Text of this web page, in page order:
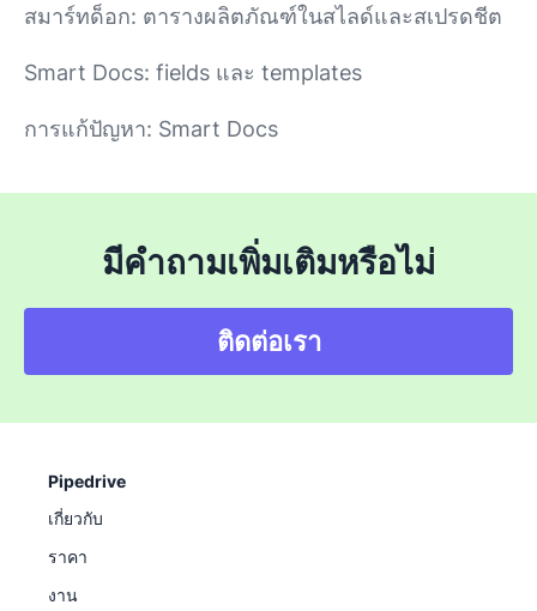
สมาร์ทด็อก: ตารางผลิตภัณฑ์ในสไลด์และสเปรดชีต
Smart Docs: fields และ templates
การแก้ปัญหา: Smart Docs
มีคำถามเพิ่มเติมหรือไม่
ติดต่อเรา
Pipedrive
เกี่ยวกับ
ราคา
งาน